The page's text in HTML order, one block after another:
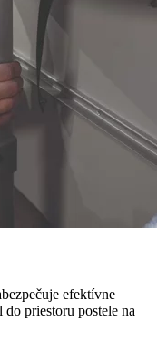
efektívne
priestoru postele na